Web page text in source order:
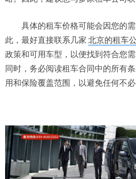
具体的租车价格可能会因您的需
此，最好直接联系几家 北京的租车
政策和可用车型，以便找到符合您
同时，务必阅读租车合同中的所有
用和保险覆盖范围，以避免任何不必